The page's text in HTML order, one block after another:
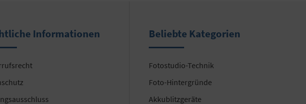
Informationen Beliebte Kategorien
Fotostudio-Technik
Foto-Hintergründe
Akkublitzgeräte